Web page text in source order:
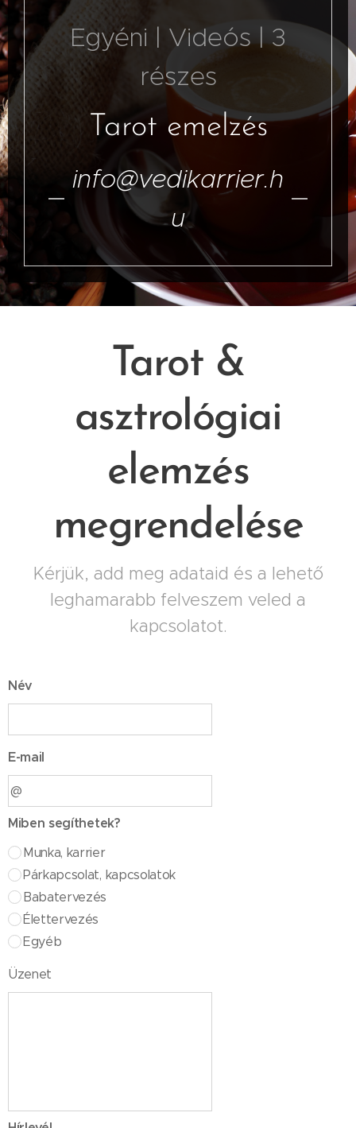
Egyéni | Videós | 3
részes
Tarot emelzés
info@vedikarrier.h
u
Tarot &
asztrológiai
elemzés
megrendelése
Kérjük, add meg adataid és a lehető
leghamarabb felveszem veled a
kapcsolatot.
Név
E-mail
Miben segíthetek?
Munka, karrier
Párkapcsolat, kapcsolatok
Babatervezés
Élettervezés
Egyéb
Üzenet